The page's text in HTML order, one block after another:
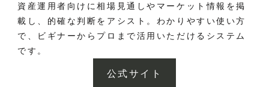
資産運用者向けに相場見通しやマーケット情報を掲
載し、的確な判断をアシスト。わかりやすい使い方
で、ビギナーからプロまで活用いただけるシステム
です。
公式サイト